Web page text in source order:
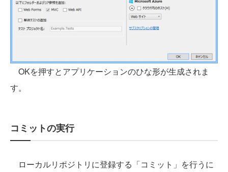
OKを押すとアプリケーションのひな形が生成されま
す。
コミットの実行
ローカルリポジトリに登録する「コミット」を行うに